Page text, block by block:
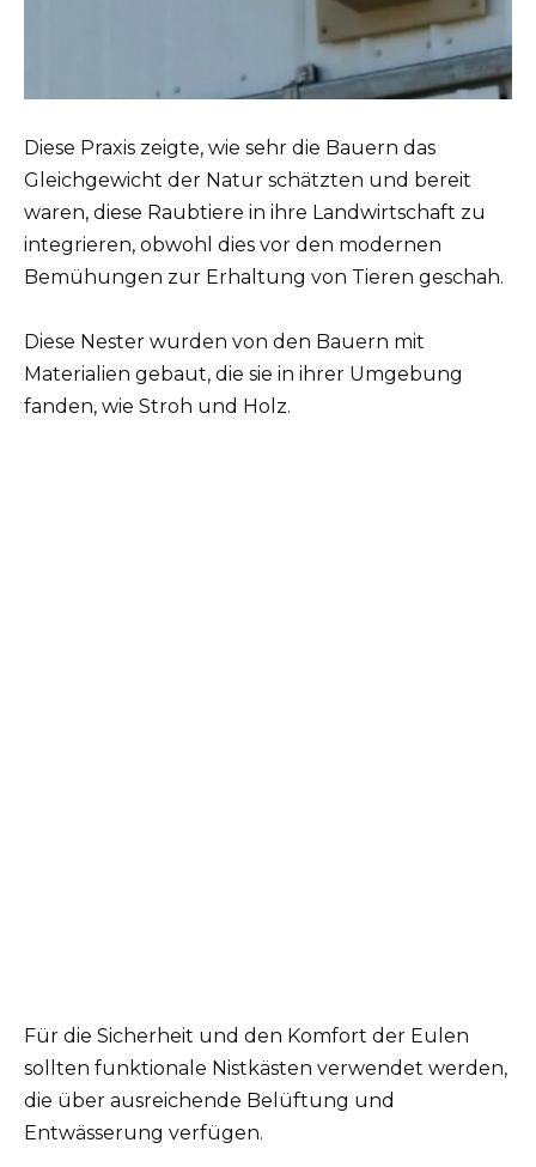
Diese Praxis zeigte, wie sehr die Bauern das
Gleichgewicht der Natur schätzten und bereit
waren, diese Raubtiere in ihre Landwirtschaft zu
integrieren, obwohl dies vor den modernen
Bemühungen zur Erhaltung von Tieren geschah.
Diese Nester wurden von den Bauern mit
Materialien gebaut, die sie in ihrer Umgebung
fanden, wie Stroh und Holz.
Für die Sicherheit und den Komfort der Eulen
sollten funktionale Nistkästen verwendet werden,
die über ausreichende Belüftung und
Entwässerung verfügen.